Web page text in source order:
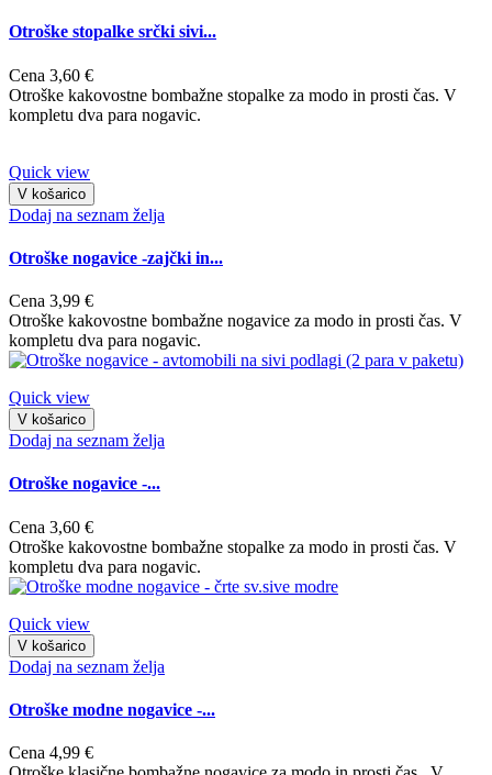
Otroške stopalke srčki sivi...
Cena 3,60 €
Otroške kakovostne bombažne stopalke za modo in prosti čas. V
kompletu dva para nogavic.
Quick view
V košarico
Dodaj na seznam želja
Otroške nogavice -zajčki in...
Cena 3,99 €
Otroške kakovostne bombažne nogavice za modo in prosti čas. V
kompletu dva para nogavic.
Quick view
V košarico
Dodaj na seznam želja
Otroške nogavice -...
Cena 3,60 €
Otroške kakovostne bombažne stopalke za modo in prosti čas. V
kompletu dva para nogavic.
Quick view
V košarico
Dodaj na seznam želja
Otroške modne nogavice -...
Cena 4,99 €